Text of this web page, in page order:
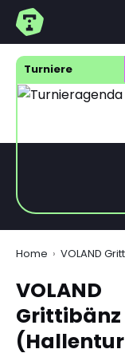
Turniere
Home VOLAND
VOLAND
Grittibänz